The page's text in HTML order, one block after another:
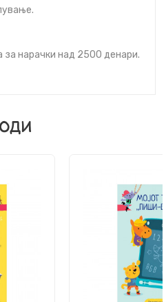
нарачки над 2500 денари.